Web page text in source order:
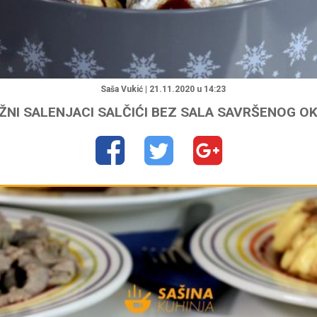
"
Saša Vukić | 21.11.2020 u 14:23
SALENJACI SALČIĆI BEZ SALA SAVRŠENOG